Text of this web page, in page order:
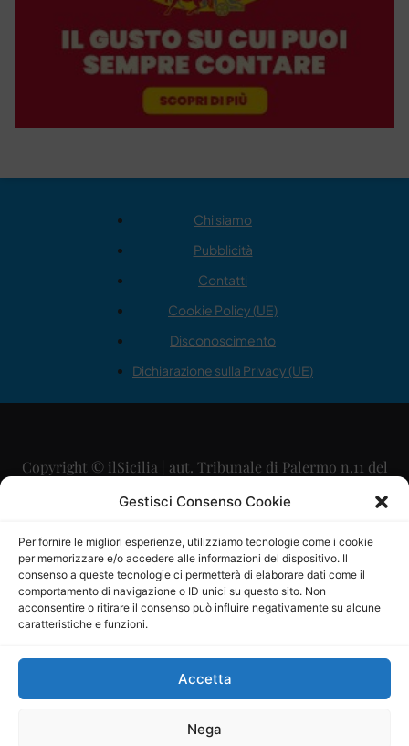
Gestisci Consenso Cookie
Per fornire le migliori esperienze, utilizziamo tecnologie come i cookie
per memorizzare e/o accedere alle informazioni del dispositivo. Il
consenso a queste tecnologie ci permetterà di elaborare dati come il
comportamento di navigazione o ID unici su questo sito. Non
acconsentire o ritirare il consenso può influire negativamente su alcune
caratteristiche e funzioni.
Accetta
Nega
Chi siamo
Pubblicità
Contatti
Cookie Policy (UE)
Disconoscimento
Dichiarazione sulla Privacy (UE)
Copyright © ilSicilia | aut. Tribunale di Palermo n.11 del
29/09/2015
Direttore Editoriale: Maurizio Scaglione
Direttore Responsabile: Maria Calabrese
P.IVA: 06334930820
Mercurio Comunicazione Società Cooperativa a r.l. è
iscritta al Registro degli Operatori di Comunicazione al